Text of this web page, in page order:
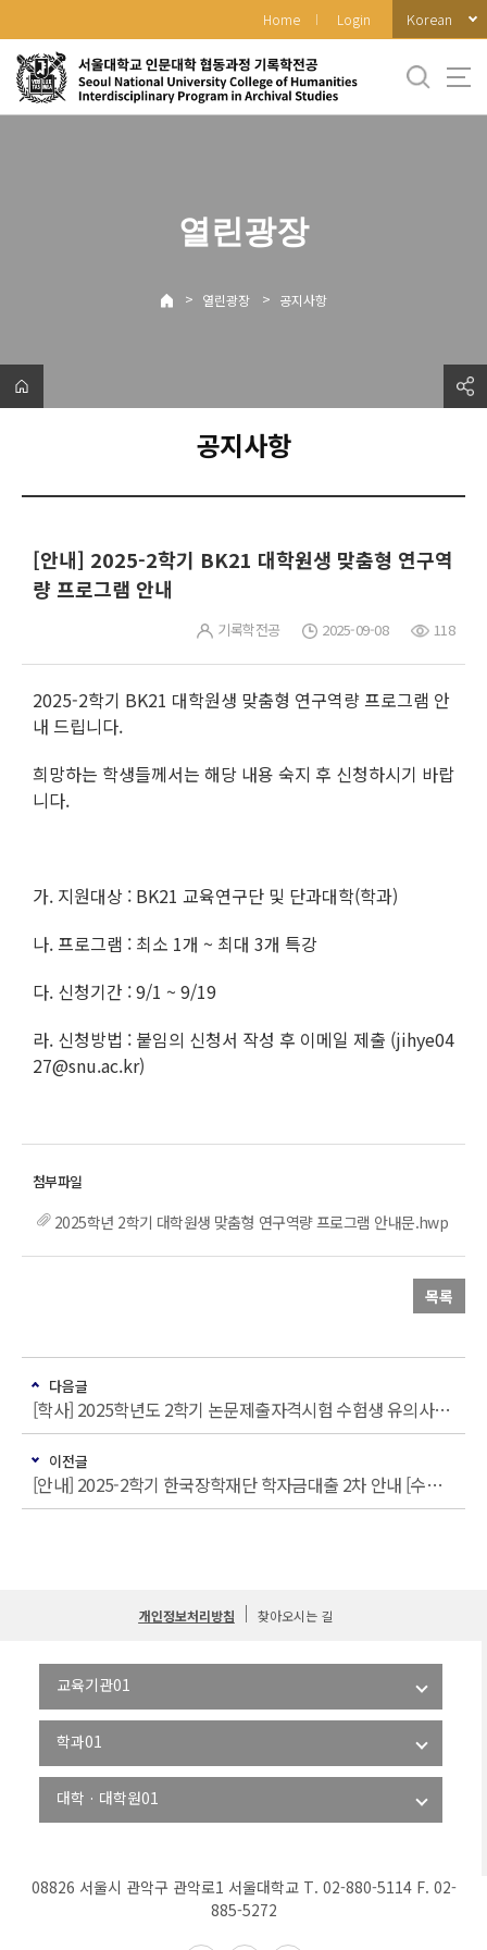
로
메
Home Login Korean
열린광장
> 열린광장 > 공지사항
공지사항
[안내] 2025-2학기 BK21 대학원생 맞춤형 연구역
량 프로그램 안내
기록학전공 2025-09-08 118
2025-2학기 BK21 대학원생 맞춤형 연구역량 프로그램 안
내 드립니다.
희망하는 학생들께서는 해당 내용 숙지 후 신청하시기 바랍
니다.
가. 지원대상 : BK21 교육연구단 및 단과대학(학과)
나. 프로그램 : 최소 1개 ~ 최대 3개 특강
다. 신청기간 : 9/1 ~ 9/19
라. 신청방법 : 붙임의 신청서 작성 후 이메일 제출 (jihye04
27@snu.ac.kr)
2025학년 2학기 대학원생 맞춤형 연구역량 프로그램 안내문.hwp
목록
다음글
[학사] 2025학년도 2학기 논문제출자격시험 수험생 유의사항 안내
이전글
[안내] 2025-2학기 한국장학재단 학자금대출 2차 안내 [수료생(연구생)]
개인정보처리방침 찾아오시는 길
08826 서울시 관악구 관악로1 서울대학교 T. 02-880-5114 F. 02-
885-5272